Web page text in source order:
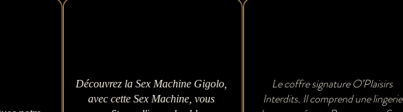
Découvrez la Sex Machine Gigolo,
avec cette Sex Machine, vous
Le coffre signature O’Plaisirs
Interdits. Il comprend une lingerie